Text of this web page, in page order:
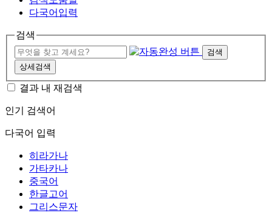
다국어입력
검색
검색
상세검색
결과 내 재검색
인기 검색어
다국어 입력
히라가나
가타카나
중국어
한글고어
그리스문자